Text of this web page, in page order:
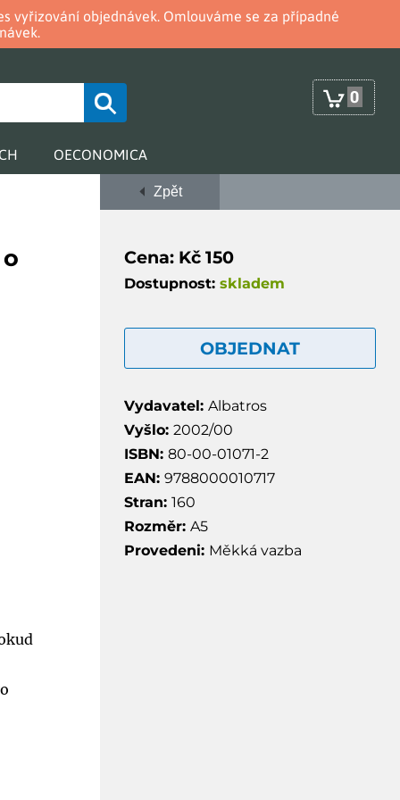
vyřizování objednávek. Omlouváme se za případné
0
OECONOMICA
Zpět
Cena: Kč 150
Dostupnost: skladem
OBJEDNAT
Vydavatel: Albatros
Vyšlo: 2002/00
ISBN: 80-00-01071-2
EAN: 9788000010717
Stran: 160
Rozměr: A5
Provedeni: Měkká vazba